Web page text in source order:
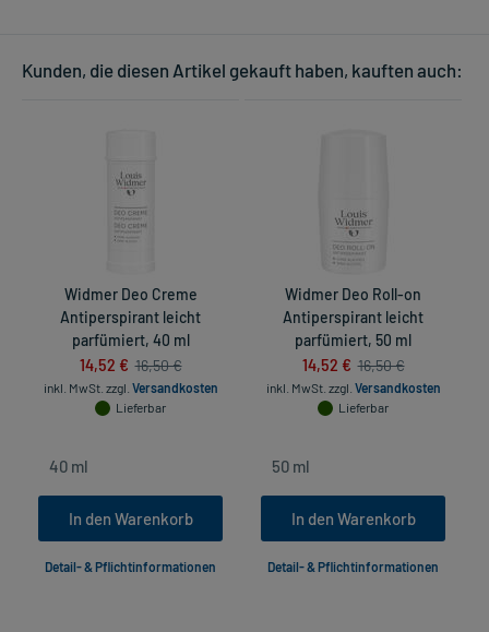
Kunden, die diesen Artikel gekauft haben, kauften auch:
Widmer Deo Creme
Antiperspirant leicht
parfümiert, 40 ml
14,52 € 16,50 €
inkl. MwSt. zzgl. Versandkosten
Lieferbar
In den Warenkorb
Detail- & Pflichtinformationen
Widmer Deo Roll-on
Antiperspirant leicht
parfümiert, 50 ml
14,52 € 16,50 €
inkl. MwSt. zzgl. Versandkosten
Lieferbar
In den Warenkorb
Detail- & Pflichtinformationen